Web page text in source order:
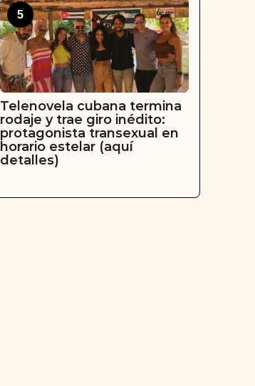
5
Telenovela cubana termina
rodaje y trae giro inédito:
protagonista transexual en
horario estelar (aquí
detalles)